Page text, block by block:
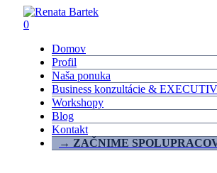
Skip
0
Domov
Profil
Naša ponuka
Business konzultácie &
Workshopy
Blog
Kontakt
→ ZAČNIME